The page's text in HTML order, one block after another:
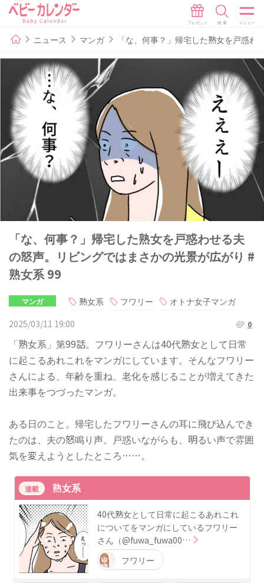
ニュース マンガ 「な、何事？」帰宅した熟女を戸惑
「な、何事？」帰宅した熟女を戸惑わせる夫
の怒声。リビングではまさかの光景が広がり #
熟女系 99
マンガ 熟女系 フワリー
オトナ女子マンガ
2025/03/11 19:00
0
「熟女系」第99話。フワリーさんは40代熟女として日常
に起こるあれこれをマンガにしています。そんなフワリー
さんによる、年齢を重ね、老化を感じることが増えてきた
出来事をつづったマンガ。
ある日のこと。帰宅したフワリーさんの耳に飛び込んでき
たのは、夫の怒鳴り声。戸惑いながらも、明るい声で雰囲
気を変えようとしたところ……。
連載 熟女系
40代熟女として日常に起こるあれこれ
についてをマンガにしているフワリー
さん（@fuwa_fuwa00…
フワリー